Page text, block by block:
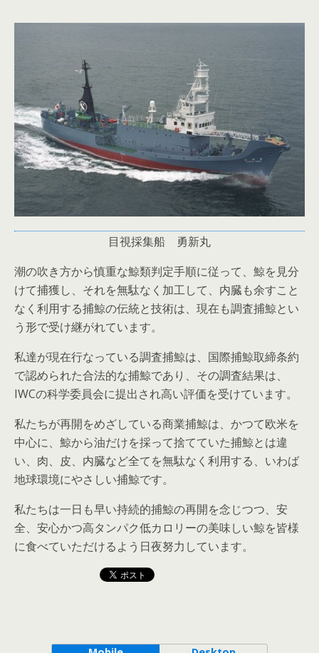
目視採集船 勇新丸
潮の吹き方から慎重な鯨類判定手順に従って、鯨を見分
けて捕獲し、それを無駄なく加工して、内臓も余すこと
なく利用する捕鯨の伝統と技術は、現在も調査捕鯨とい
う形で受け継がれています。
私達が現在行なっている調査捕鯨は、国際捕鯨取締条約
で認められた合法的な捕鯨であり、その調査結果は、
IWCの科学委員会に提出され高い評価を受けています。
私たちが再開をめざしている商業捕鯨は、かつて欧米を
中心に、鯨から油だけを採って捨てていた捕鯨とは違
い、肉、皮、内臓など全てを無駄なく利用する、いわば
地球環境にやさしい捕鯨です。
私たちは一日も早い持続的捕鯨の再開を念じつつ、安
全、安心かつ高タンパク低カロリーの美味しい鯨を皆様
に食べていただけるよう日夜努力しています。